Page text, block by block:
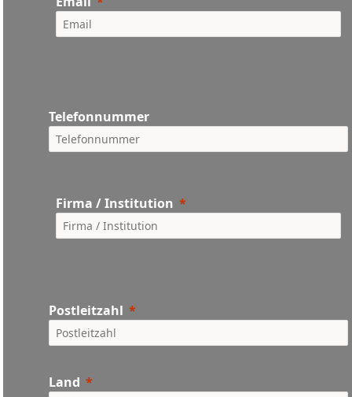
Telefonnummer
Firma / Institution
Postleitzahl
Land